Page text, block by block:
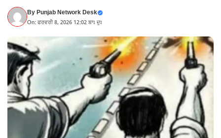
ByPunjab Network Desk
On: ਫਰਵਰੀ 8, 2026 12:02 ਬਾਃ ਦੁਃ